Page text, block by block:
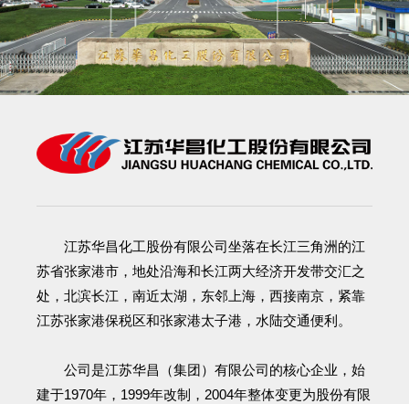
江苏华昌化工股份有限公司坐落在长江三角洲的江
苏省张家港市，地处沿海和长江两大经济开发带交汇之
处，北滨长江，南近太湖，东邻上海，西接南京，紧靠
江苏张家港保税区和张家港太子港，水陆交通便利。
公司是江苏华昌（集团）有限公司的核心企业，始
建于1970年，1999年改制，2004年整体变更为股份有限